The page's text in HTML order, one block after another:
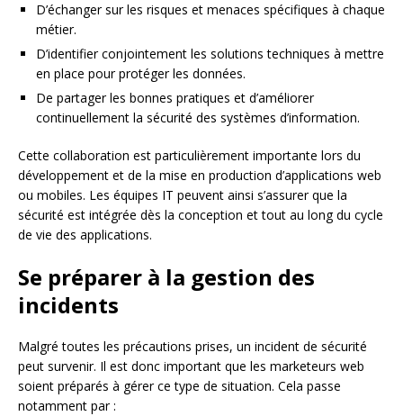
D’échanger sur les risques et menaces spécifiques à chaque
métier.
D’identifier conjointement les solutions techniques à mettre
en place pour protéger les données.
De partager les bonnes pratiques et d’améliorer
continuellement la sécurité des systèmes d’information.
Cette collaboration est particulièrement importante lors du
développement et de la mise en production d’applications web
ou mobiles. Les équipes IT peuvent ainsi s’assurer que la
sécurité est intégrée dès la conception et tout au long du cycle
de vie des applications.
Se préparer à la gestion des
incidents
Malgré toutes les précautions prises, un incident de sécurité
peut survenir. Il est donc important que les marketeurs web
soient préparés à gérer ce type de situation. Cela passe
notamment par :